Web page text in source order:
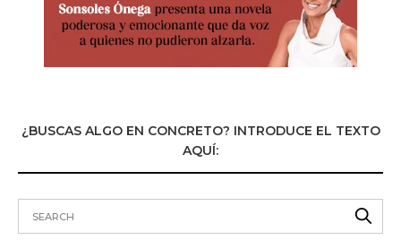
¿BUSCAS ALGO EN CONCRETO? INTRODUCE EL TEXTO
AQUÍ: